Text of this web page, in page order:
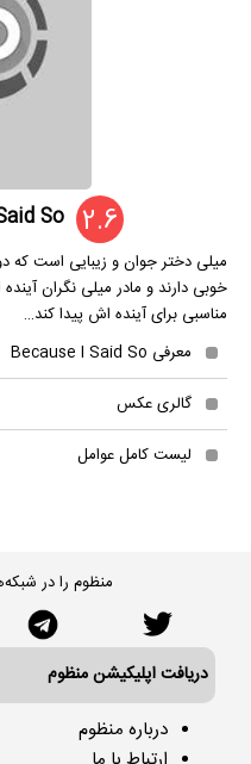
2.6
So
میلی دختر جوان و زیبایی است که
خوبی دارند و مادر میلی نگران
مناسبی برای آینده اش پیدا کند…
معرفی Because I Said So
گالری عکس
لیست کامل عوامل
منظوم را در
دریافت اپلیکیشن منظوم
درباره منظوم